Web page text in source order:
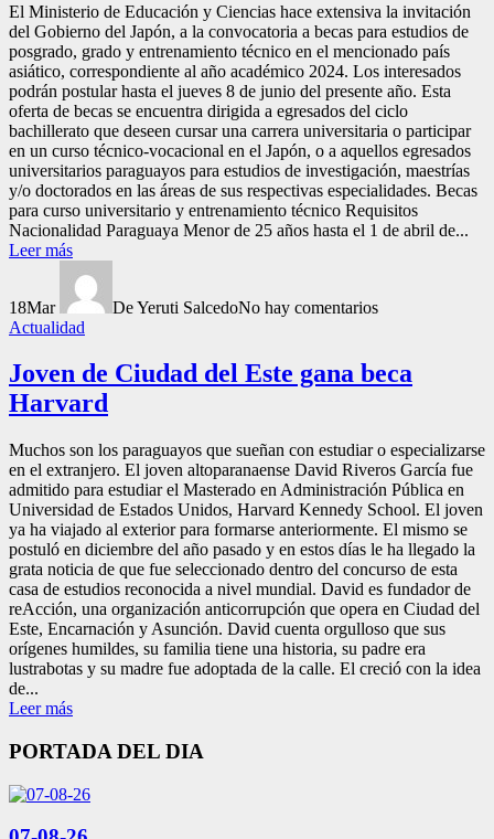
El Ministerio de Educación y Ciencias hace extensiva la invitación
del Gobierno del Japón, a la convocatoria a becas para estudios de
posgrado, grado y entrenamiento técnico en el mencionado país
asiático, correspondiente al año académico 2024. Los interesados
podrán postular hasta el jueves 8 de junio del presente año. Esta
oferta de becas se encuentra dirigida a egresados del ciclo
bachillerato que deseen cursar una carrera universitaria o participar
en un curso técnico-vocacional en el Japón, o a aquellos egresados
universitarios paraguayos para estudios de investigación, maestrías
y/o doctorados en las áreas de sus respectivas especialidades. Becas
para curso universitario y entrenamiento técnico Requisitos
Nacionalidad Paraguaya Menor de 25 años hasta el 1 de abril de...
Leer más
18Mar De Yeruti SalcedoNo hay comentarios
Actualidad
Joven de Ciudad del Este gana beca
Harvard
Muchos son los paraguayos que sueñan con estudiar o especializarse
en el extranjero. El joven altoparanaense David Riveros García fue
admitido para estudiar el Masterado en Administración Pública en
Universidad de Estados Unidos, Harvard Kennedy School. El joven
ya ha viajado al exterior para formarse anteriormente. El mismo se
postuló en diciembre del año pasado y en estos días le ha llegado la
grata noticia de que fue seleccionado dentro del concurso de esta
casa de estudios reconocida a nivel mundial. David es fundador de
reAcción, una organización anticorrupción que opera en Ciudad del
Este, Encarnación y Asunción. David cuenta orgulloso que sus
orígenes humildes, su familia tiene una historia, su padre era
lustrabotas y su madre fue adoptada de la calle. El creció con la idea
de...
Leer más
PORTADA DEL DIA